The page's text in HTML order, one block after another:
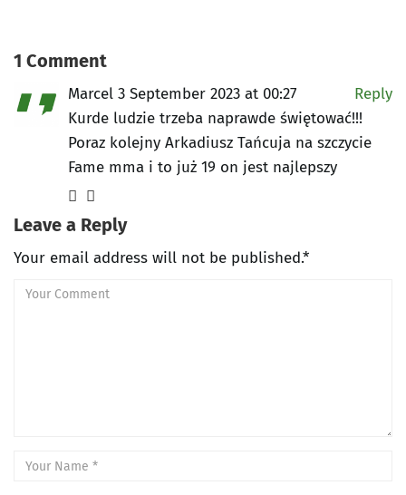
1 Comment
Reply
Marcel 3 September 2023 at 00:27
Kurde ludzie trzeba naprawde świętować!!!
Poraz kolejny Arkadiusz Tańcuja na szczycie
Fame mma i to już 19 on jest najlepszy
Leave a Reply
Your email address will not be published.*